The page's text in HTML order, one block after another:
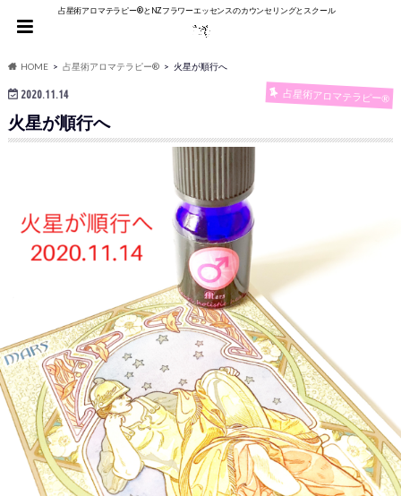
占星術アロマテラピー®︎とNZフラワーエッセンスのカウンセリングとスクール
HOME 占星術アロマテラピー® 火星が順行へ
2020.11.14 占星術アロマテラピー®
火星が順行へ